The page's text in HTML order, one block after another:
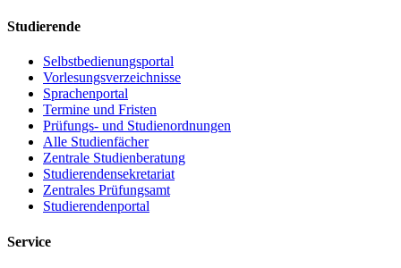
Studierende
Selbstbedienungsportal
Vorlesungsverzeichnisse
Sprachenportal
Termine und Fristen
Prüfungs- und Studienordnungen
Alle Studienfächer
Zentrale Studienberatung
Studierendensekretariat
Zentrales Prüfungsamt
Studierendenportal
Service